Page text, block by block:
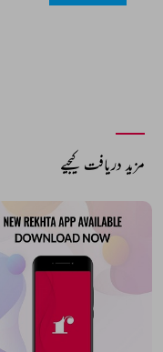
مزید دریافت کیجیے